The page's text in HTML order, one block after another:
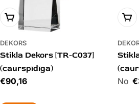
PIEVIENOT GROZAM
DEKORS
Stikla Dekors [TR-C037]
(caurspīdīga)
Cena
€90,16
Cena